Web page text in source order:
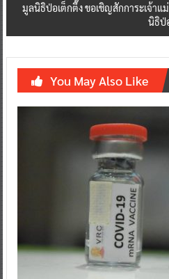
มูลนิธิป่อเต็กตึ๊ง ขอเชิญสักการะเจ้า
นิธิป่
You May Also Like